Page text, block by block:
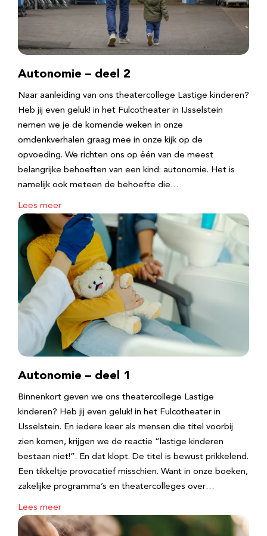
Autonomie – deel 2
Naar aanleiding van ons theatercollege Lastige kinderen?
Heb jij even geluk! in het Fulcotheater in IJsselstein
nemen we je de komende weken in onze
omdenkverhalen graag mee in onze kijk op de
opvoeding. We richten ons op één van de meest
belangrijke behoeften van een kind: autonomie. Het is
namelijk ook meteen de behoefte die…
Lees meer
Autonomie – deel 1
Binnenkort geven we ons theatercollege Lastige
kinderen? Heb jij even geluk! in het Fulcotheater in
IJsselstein. En iedere keer als mensen die titel voorbij
zien komen, krijgen we de reactie “lastige kinderen
bestaan niet!”. En dat klopt. De titel is bewust prikkelend.
Een tikkeltje provocatief misschien. Want in onze boeken,
zakelijke programma’s en theatercolleges over…
Lees meer